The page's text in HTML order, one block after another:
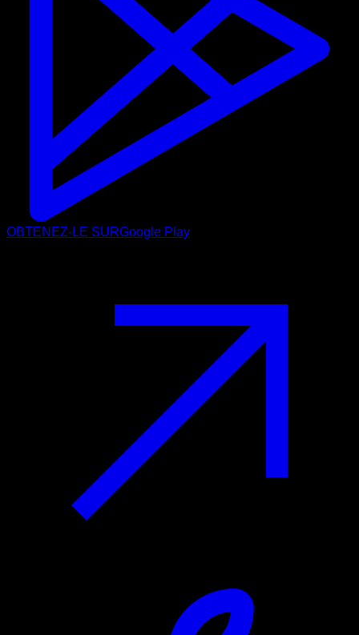
OBTENEZ-LE SURGoogle Play